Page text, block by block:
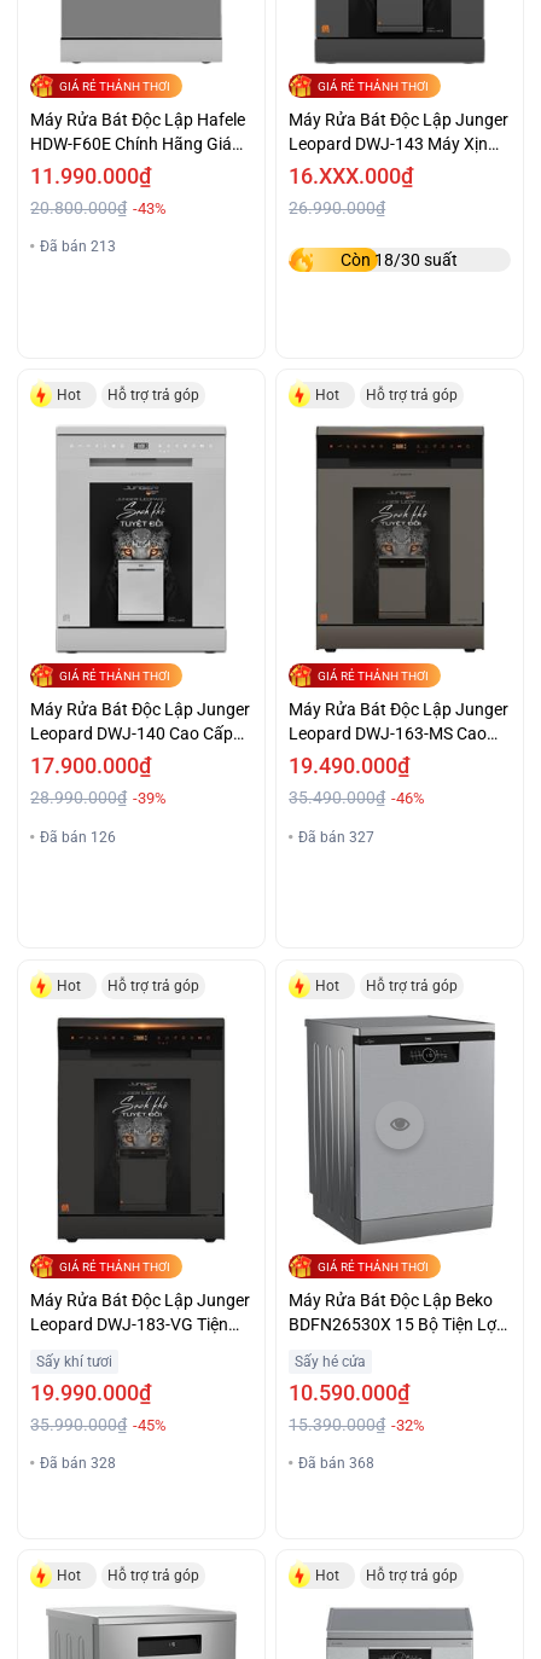
GIÁ RẺ THẢNH THƠI
Máy Rửa Bát Độc Lập Hafele
HDW-F60E Chính Hãng Giá
Tốt
11.990.000₫
20.800.000₫ -43%
Đã bán 213
GIÁ RẺ THẢNH THƠI
Máy Rửa Bát Độc Lập Junger
Leopard DWJ-143 Máy Xịn
Giá Êm
16.XXX.000₫
26.990.000₫
Còn 18/30 suất
Hot Hỗ trợ trả góp
GIÁ RẺ THẢNH THƠI
Máy Rửa Bát Độc Lập Junger
Leopard DWJ-140 Cao Cấp
Giá Tốt
17.900.000₫
28.990.000₫ -39%
Đã bán 126
Hot Hỗ trợ trả góp
GIÁ RẺ THẢNH THƠI
Máy Rửa Bát Độc Lập Junger
Leopard DWJ-163-MS Cao
Cấp Giá Sốc
19.490.000₫
35.490.000₫ -46%
Đã bán 327
Hot Hỗ trợ trả góp
GIÁ RẺ THẢNH THƠI
Máy Rửa Bát Độc Lập Junger
Leopard DWJ-183-VG Tiện
Sấy khí tươi
19.990.000₫
35.990.000₫ -45%
Đã bán 328
Hot Hỗ trợ trả góp
GIÁ RẺ THẢNH THƠI
Máy Rửa Bát Độc Lập Beko
BDFN26530X 15 Bộ Tiện Lợi
Sấy hé cửa
10.590.000₫
15.390.000₫ -32%
Đã bán 368
Hot Hỗ trợ trả góp Hot Hỗ trợ trả góp